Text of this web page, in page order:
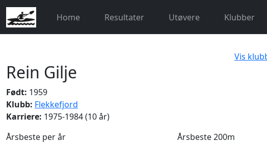
Home Resultater Utøvere Klubber
Vis
Rein Gilje
Født: 1959
Klubb: Flekkefjord
Karriere: 1975-1984 (10 år)
Årsbeste per år
Årsbeste 200m